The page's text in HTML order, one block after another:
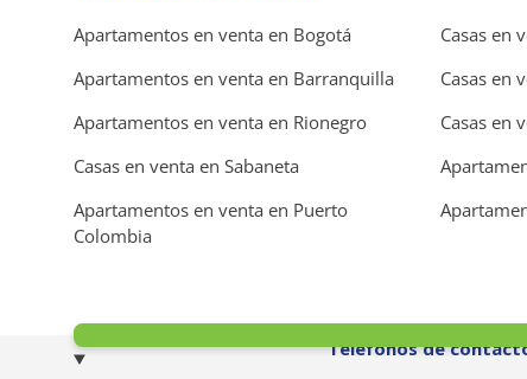
Seleccione
Antigüedad de la propiedad
Seleccione
Apartamentos en venta en Bogotá Casas en
Apartamentos en venta en Barranquilla
Casas en
Apartamentos en venta en Rionegro
Casas en
Casas en venta en Sabaneta
Apartamentos en venta en Puerto
Colombia
Teléfonos de